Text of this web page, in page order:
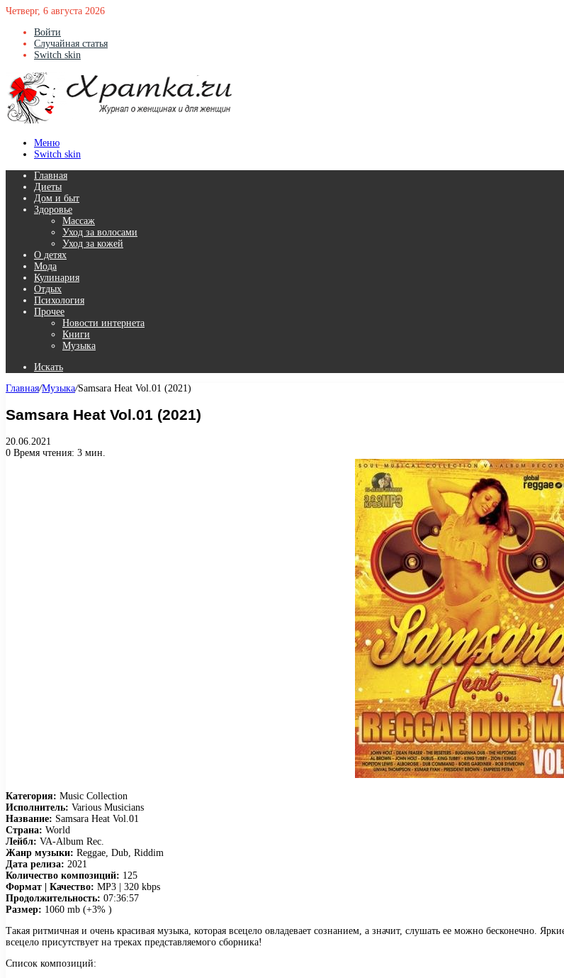
Четверг, 6 августа 2026
Войти
Случайная статья
Switch skin
Меню
Switch skin
Главная
Диеты
Дом и быт
Здоровье
Массаж
Уход за волосами
Уход за кожей
О детях
Мода
Кулинария
Отдых
Психология
Прочее
Новости интернета
Книги
Музыка
Искать
Главная/Музыка/Samsara Heat Vol.01 (2021)
Samsara Heat Vol.01 (2021)
20.06.2021
0 Время чтения: 3 мин.
Категория: Music Collection
Исполнитель: Various Musicians
Название: Samsara Heat Vol.01
Страна: World
Лейбл: VA-Album Rec.
Жанр музыки: Reggae, Dub, Riddim
Дата релиза: 2021
Количество композиций: 125
Формат | Качество: MP3 | 320 kbps
Продолжительность: 07:36:57
Размер: 1060 mb (+3% )
Такая ритмичная и очень красивая музыка, которая всецело овладевает сознанием, а значит, слушать ее можно бесконечно.
всецело присутствует на треках представляемого сборника!
Список композиций: